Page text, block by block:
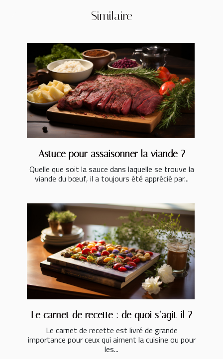
Similaire
Astuce pour assaisonner la viande ?
Quelle que soit la sauce dans laquelle se trouve la
viande du bœuf, il a toujours été apprécié par...
Le carnet de recette : de quoi s’agit-il ?
Le carnet de recette est livré de grande
importance pour ceux qui aiment la cuisine ou pour
les...